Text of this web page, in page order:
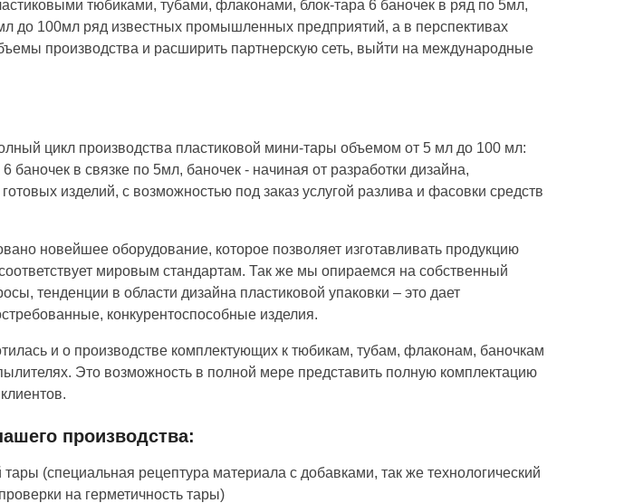
тюбиками, тубами, флаконами, блок-тара 6 баночек в ряд по 5мл,
до 100мл ряд известных промышленных предприятий, а в перспективах
производства и расширить партнерскую сеть, выйти на международные
цикл производства пластиковой мини-тары объемом от 5 мл до 100 мл:
баночек в связке по 5мл, баночек - начиная от разработки дизайна,
изделий, с возможностью под заказ услугой разлива и фасовки средств
новейшее оборудование, которое позволяет изготавливать продукцию
мировым стандартам. Так же мы опираемся на собственный
тенденции в области дизайна пластиковой упаковки – это дает
конкурентоспособные изделия.
и о производстве комплектующих к тюбикам, тубам, флаконам, баночкам
Это возможность в полной мере представить полную комплектацию
производства:
тары (специальная рецептура материала с добавками, так же технологический
на герметичность тары)